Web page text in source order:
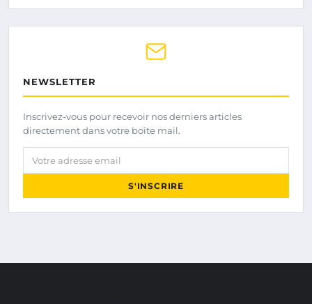
NEWSLETTER
Inscrivez-vous pour recevoir nos derniers articles
directement dans votre boîte mail.
Votre adresse email
S'INSCRIRE